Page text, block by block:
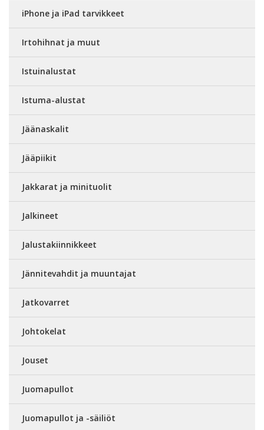
iPhone ja iPad tarvikkeet
Irtohihnat ja muut
Istuinalustat
Istuma-alustat
Jäänaskalit
Jääpiikit
Jakkarat ja minituolit
Jalkineet
Jalustakiinnikkeet
Jännitevahdit ja muuntajat
Jatkovarret
Johtokelat
Jouset
Juomapullot
Juomapullot ja -säiliöt